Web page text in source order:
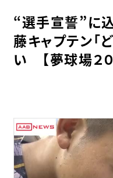
“選手宣誓”に
藤キャプテン「
い 【夢球場２０